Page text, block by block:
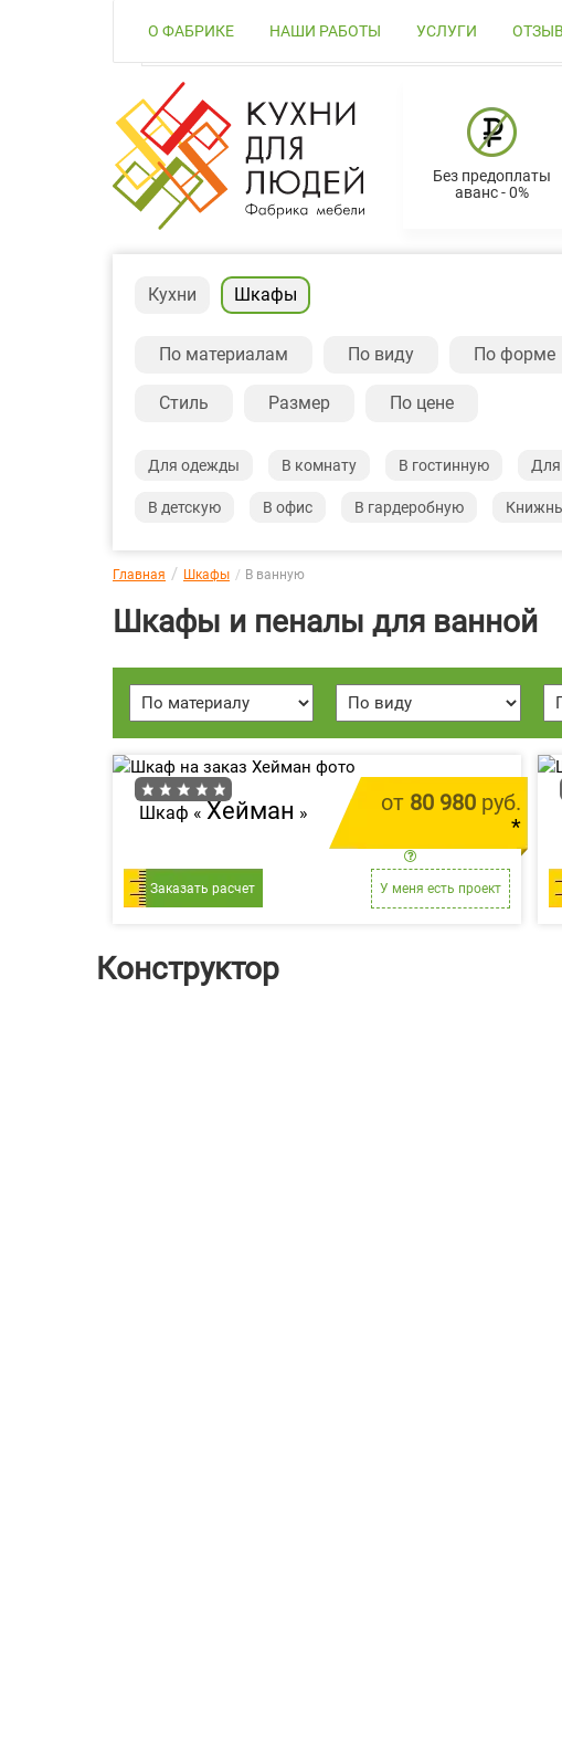
О ФАБРИКЕ НАШИ РАБОТЫ УСЛУГИ
Без предоплаты
аванс - 0%
Кухни Шкафы
По материалам По виду По форме
Стиль Размер По цене
Для одежды В комнату В гостинную Для
В детскую В офис В гардеробную
Главная Шкафы В ванную
Шкафы и пеналы для ванной
от 80 980 руб.
*
Шкаф « Хейман »
Заказать расчет У меня есть проект
Конструктор